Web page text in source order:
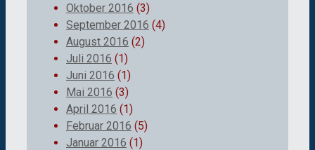
Oktober 2016 (3)
September 2016 (4)
August 2016 (2)
Juli 2016 (1)
Juni 2016 (1)
Mai 2016 (3)
April 2016 (1)
Februar 2016 (5)
Januar 2016 (1)